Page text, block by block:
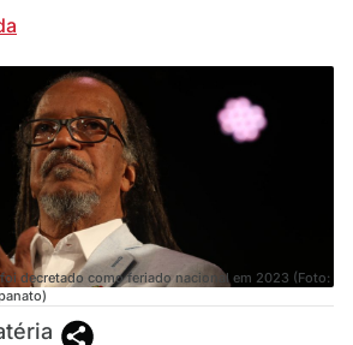
decretado como feriado nacional em 2023 (Foto: